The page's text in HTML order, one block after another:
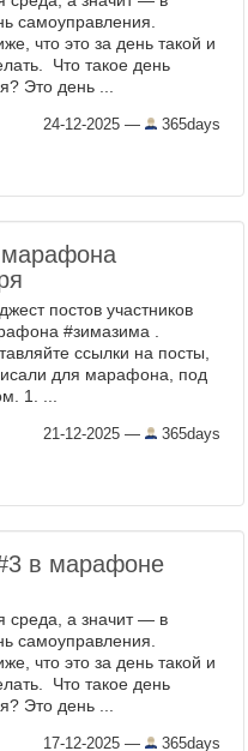
самоуправления.
что это за день такой и
Что такое день
Это день ...
24-12-2025 — 365days
постов участников
#зимазима .
ссылки на посты,
для марафона, под
1. ...
21-12-2025 — 365days
в марафоне
среда, а значит — в
самоуправления.
что это за день такой и
Что такое день
Это день ...
17-12-2025 — 365days